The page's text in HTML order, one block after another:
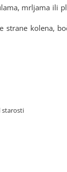
mrljama ili
strane kolena,
starosti